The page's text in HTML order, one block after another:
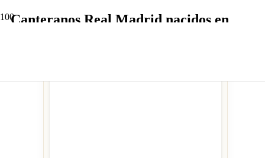
Canteranos Real Madrid nacidos en